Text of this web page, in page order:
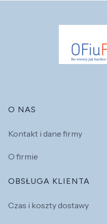
Linki w stopce
O NAS
Kontakt i dane firmy
O firmie
OBSŁUGA KLIENTA
Czas i koszty dostawy